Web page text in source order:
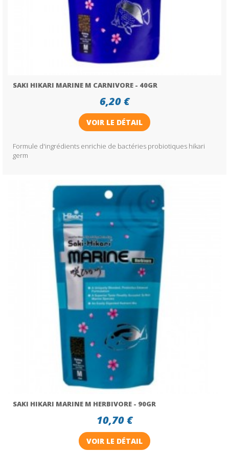
SAKI HIKARI MARINE M CARNIVORE - 40GR
6,20 €
VOIR LE DÉTAIL
Formule d'ingrédients enrichie de bactéries probiotiques hikari
germ
SAKI HIKARI MARINE M HERBIVORE - 90GR
10,70 €
VOIR LE DÉTAIL